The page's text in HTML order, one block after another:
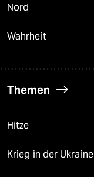
Nord
Wahrheit
Themen
Hitze
Krieg in der Ukraine